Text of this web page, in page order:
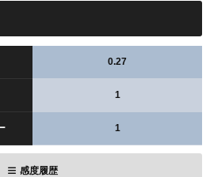
0.27
1
1
感度履歴